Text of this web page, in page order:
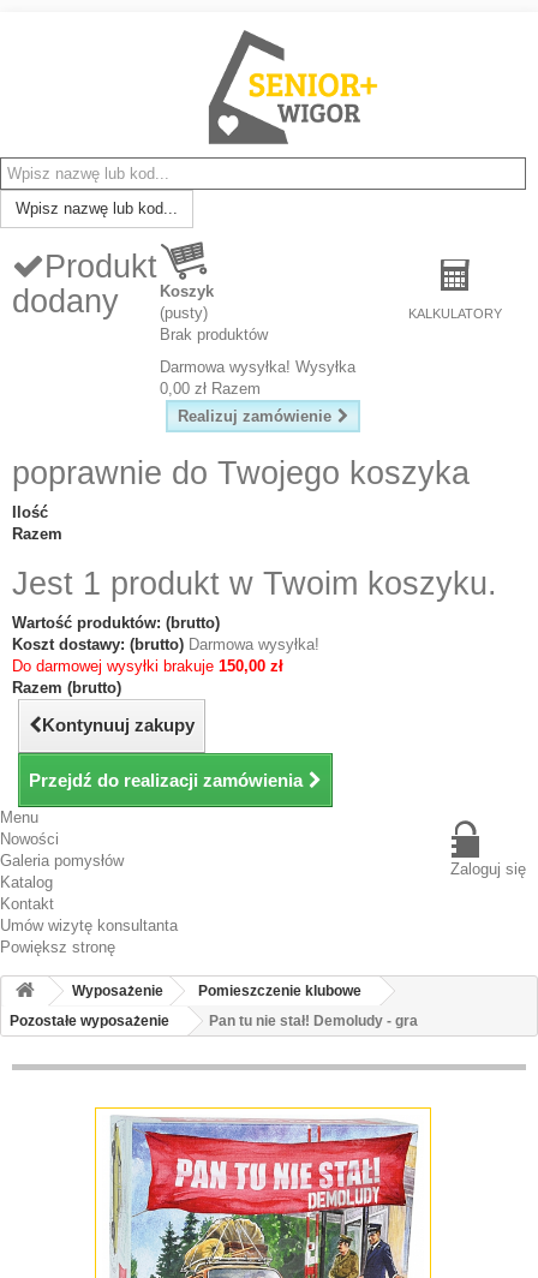
Wpisz nazwę lub kod...
KALKULATORY
Koszyk
(pusty)
Brak produktów
Darmowa wysyłka! Wysyłka
0,00 zł Razem
Realizuj zamówienie
Produkt
dodany
poprawnie do Twojego koszyka
Ilość
Razem
Jest 1 produkt w Twoim koszyku.
Wartość produktów: (brutto)
Koszt dostawy: (brutto) Darmowa wysyłka!
Do darmowej wysyłki brakuje 150,00 zł
Razem (brutto)
Kontynuuj zakupy
Przejdź do realizacji zamówienia
Zaloguj się
Menu
Nowości
Galeria pomysłów
Katalog
Kontakt
Umów wizytę konsultanta
Powiększ stronę
Wyposażenie
Pomieszczenie klubowe
Pozostałe wyposażenie
Pan tu nie stał! Demoludy - gra